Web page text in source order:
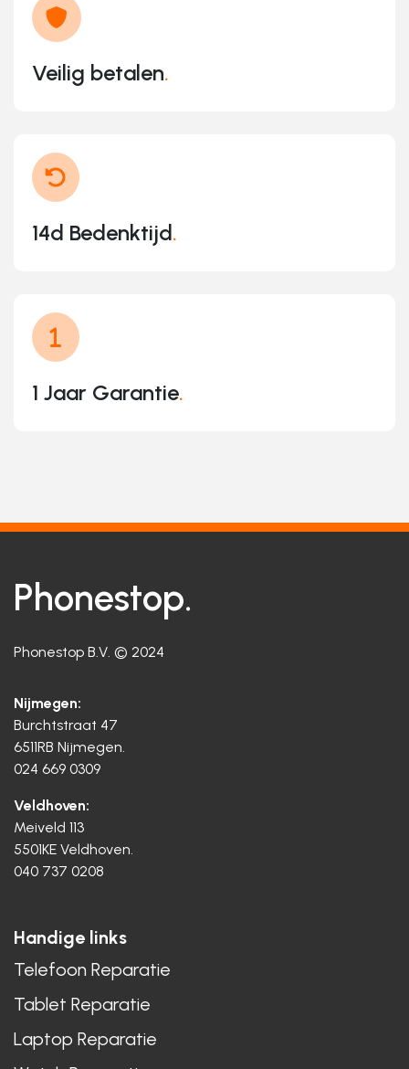
Veilig betalen.
14d Bedenktijd.
1 Jaar Garantie.
Phonestop.
Phonestop B.V. © 2024
Nijmegen:
Burchtstraat 47
6511RB Nijmegen.
024 669 0309
Veldhoven:
Meiveld 113
5501KE Veldhoven.
040 737 0208
Handige links
Telefoon Reparatie
Tablet Reparatie
Laptop Reparatie